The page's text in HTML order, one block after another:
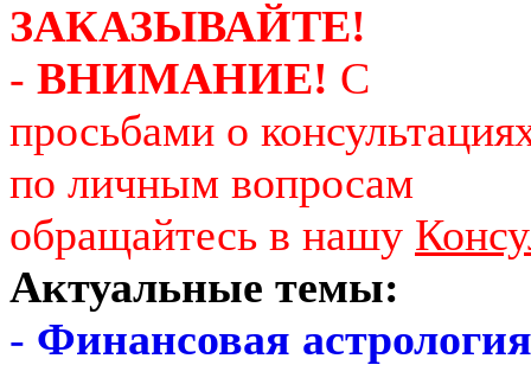
ЗАКАЗЫВАЙТЕ!
- ВНИМАНИЕ! С
просьбами о
по личным вопросам
обращайтесь в нашу
Актуальные темы:
- Финансовая астрология